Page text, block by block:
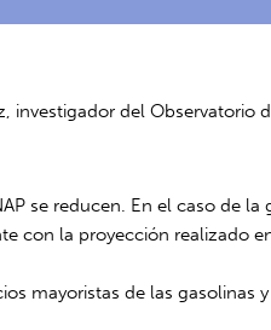
del Observatorio
se reducen. En el caso de
con la proyección realizado
mayoristas de las gasolinas